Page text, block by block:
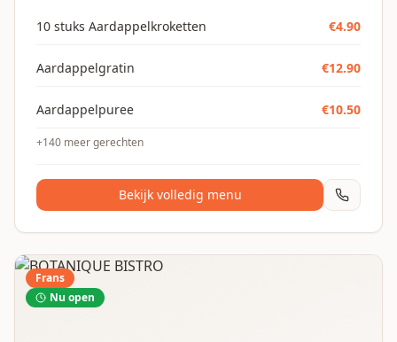
10 stuks Aardappelkroketten €4.90
Aardappelgratin €12.90
Aardappelpuree €10.50
+140 meer gerechten
Bekijk volledig menu
Frans
Nu open